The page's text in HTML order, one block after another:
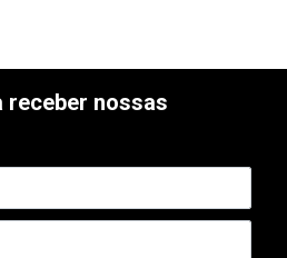
receber nossas